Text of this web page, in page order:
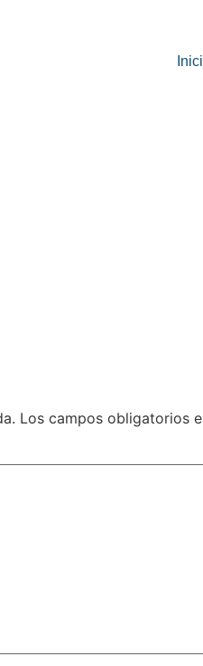
Los campos obligatorios